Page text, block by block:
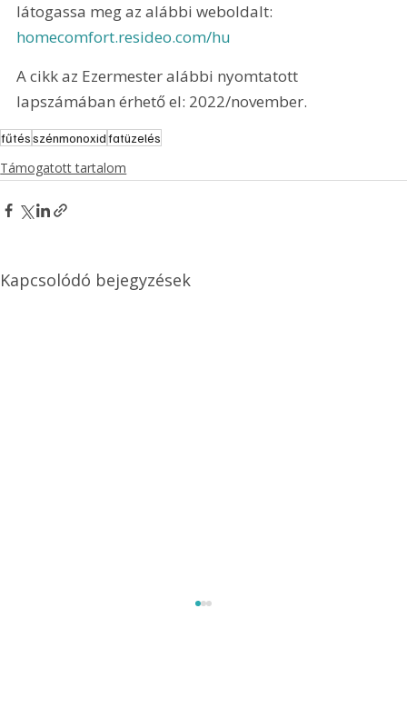
látogassa meg az alábbi weboldalt:
homecomfort.resideo.com/hu
A cikk az Ezermester alábbi nyomtatott
lapszámában érhető el: 2022/november.
fűtésszénmonoxidfatüzelés
Támogatott tartalom
Kapcsolódó bejegyzések